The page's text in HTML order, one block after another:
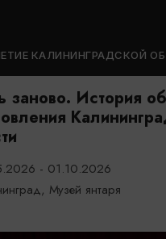
КАЛИНИНГРАДСКОЙ
заново. История
- 01.10.2026
Музей янтаря